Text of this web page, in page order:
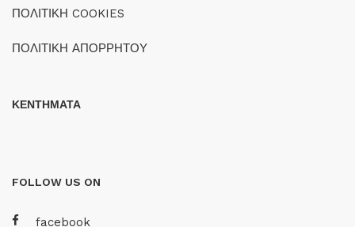
ΠΟΛΙΤΙΚΗ COOKIES
ΠΟΛΙΤΙΚΗ ΑΠΟΡΡΗΤΟΥ
ΚΕΝΤΗΜΑΤΑ
FOLLOW US ON
facebook